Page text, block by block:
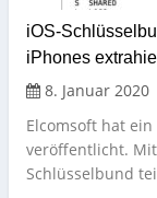
iOS-
iPhones
8. Januar 2020
Elcomsoft hat ein
veröffentlicht.
Schlüsselbund